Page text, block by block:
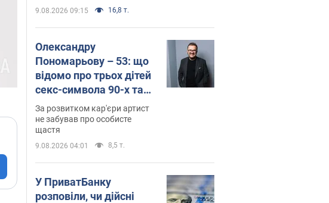
9.08.2026 09:15 16,8 т.
Олександру
Пономарьову – 53: що
відомо про трьох дітей
секс-символа 90-х та
який вигляд вони
мають
За розвитком кар'єри артист
не забував про особисте
щастя
9.08.2026 04:01 8,5 т.
У ПриватБанку
розповіли, чи дійсні